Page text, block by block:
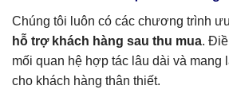
Chúng tôi luôn có các chương trình
hỗ trợ khách hàng sau thu mua.
mối quan hệ hợp tác lâu dài và mang
cho khách hàng thân thiết.